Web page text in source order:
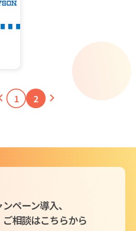
1 2
ペーン導入、
ご相談はこちらから